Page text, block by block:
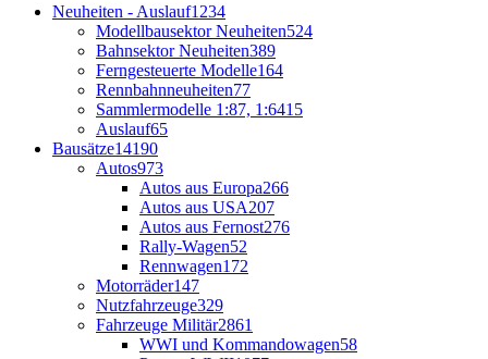
Neuheiten - Auslauf1234
Modellbausektor Neuheiten524
Bahnsektor Neuheiten389
Ferngesteuerte Modelle164
Rennbahnneuheiten77
Sammlermodelle 1:87, 1:6415
Auslauf65
Bausätze14190
Autos973
Autos aus Europa266
Autos aus USA207
Autos aus Fernost276
Rally-Wagen52
Rennwagen172
Motorräder147
Nutzfahrzeuge329
Fahrzeuge Militär2861
WWI und Kommandowagen58